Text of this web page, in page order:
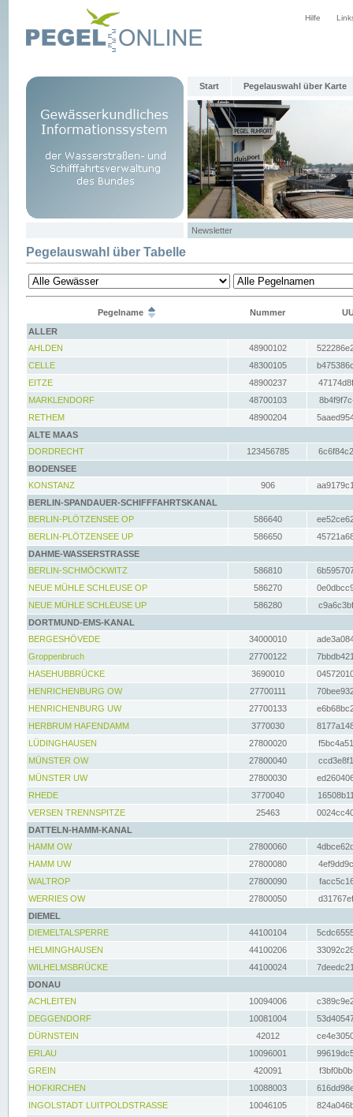
Hilfe
Start Pegelauswahl über Karte
Newsletter
Pegelauswahl über Tabelle
Pegelname Nummer
ALLER
AHLDEN
48900102
CELLE
48300105
EITZE
48900237
MARKLENDORF
48700103
RETHEM
48900204
ALTE MAAS
DORDRECHT
123456785
BODENSEE
KONSTANZ
906
BERLIN-SPANDAUER-SCHIFFFAHRTSKANAL
BERLIN-PLÖTZENSEE OP
586640
BERLIN-PLÖTZENSEE UP
586650
DAHME-WASSERSTRASSE
BERLIN-SCHMÖCKWITZ
586810
NEUE MÜHLE SCHLEUSE OP
586270
NEUE MÜHLE SCHLEUSE UP
586280
DORTMUND-EMS-KANAL
BERGESHÖVEDE
34000010
Groppenbruch
27700122
HASEHUBBRÜCKE
3690010
HENRICHENBURG OW
27700111
HENRICHENBURG UW
27700133
HERBRUM HAFENDAMM
3770030
LÜDINGHAUSEN
27800020
MÜNSTER OW
27800040
MÜNSTER UW
27800030
RHEDE
3770040
VERSEN TRENNSPITZE
25463
DATTELN-HAMM-KANAL
HAMM OW
27800060
HAMM UW
27800080
WALTROP
27800090
WERRIES OW
27800050
DIEMEL
DIEMELTALSPERRE
44100104
HELMINGHAUSEN
44100206
WILHELMSBRÜCKE
44100024
DONAU
ACHLEITEN
10094006
DEGGENDORF
10081004
DÜRNSTEIN
42012
ERLAU
10096001
GREIN
420091
HOFKIRCHEN
10088003
INGOLSTADT LUITPOLDSTRASSE
10046105